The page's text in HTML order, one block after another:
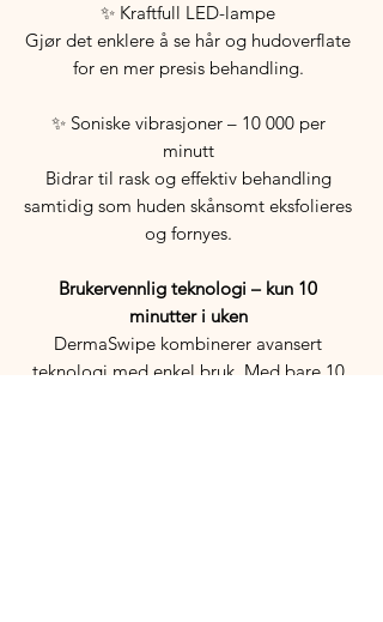
✨ Kraftfull LED-lampe
Gjør det enklere å se hår og hudoverflate
for en mer presis behandling.
✨ Soniske vibrasjoner – 10 000 per
minutt
Bidrar til rask og effektiv behandling
samtidig som huden skånsomt eksfolieres
og fornyes.
Brukervennlig teknologi – kun 10
minutter i uken
DermaSwipe kombinerer avansert
teknologi med enkel bruk. Med bare 10